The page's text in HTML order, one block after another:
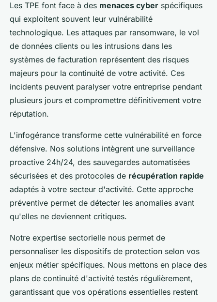
Les TPE font face à des menaces cyber spécifiques
qui exploitent souvent leur vulnérabilité
technologique. Les attaques par ransomware, le vol
de données clients ou les intrusions dans les
systèmes de facturation représentent des risques
majeurs pour la continuité de votre activité. Ces
incidents peuvent paralyser votre entreprise pendant
plusieurs jours et compromettre définitivement votre
réputation.
L'infogérance transforme cette vulnérabilité en force
défensive. Nos solutions intègrent une surveillance
proactive 24h/24, des sauvegardes automatisées
sécurisées et des protocoles de récupération rapide
adaptés à votre secteur d'activité. Cette approche
préventive permet de détecter les anomalies avant
qu'elles ne deviennent critiques.
Notre expertise sectorielle nous permet de
personnaliser les dispositifs de protection selon vos
enjeux métier spécifiques. Nous mettons en place des
plans de continuité d'activité testés régulièrement,
garantissant que vos opérations essentielles restent